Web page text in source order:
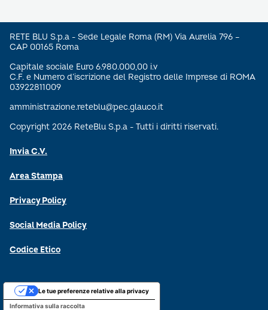
RETE BLU S.p.a - Sede Legale Roma (RM) Via Aurelia 796 –
CAP 00165 Roma
Capitale sociale Euro 6.980.000,00 i.v
C.F. e Numero d’iscrizione del Registro delle Imprese di ROMA
03922811009
amministrazione.reteblu@pec.glauco.it
Copyright 2026 ReteBlu S.p.a - Tutti i diritti riservati.
Invia C.V.
Area Stampa
Privacy Policy
Social Media Policy
Codice Etico
Informativa sulla raccolta
Le tue preferenze relative alla privacy